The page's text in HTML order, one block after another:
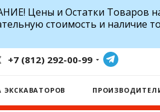
Цены и Остатки Товаров
стоимость и наличие
+7 (812) 292-00-99
ЭКСКАВАТОРОВ